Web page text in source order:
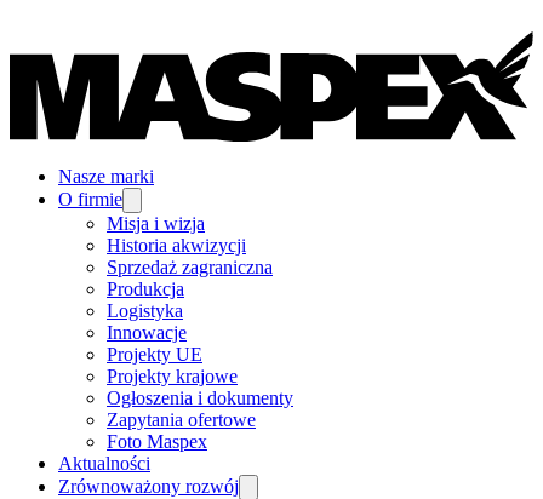
Nasze marki
O firmie
Misja i wizja
Historia akwizycji
Sprzedaż zagraniczna
Produkcja
Logistyka
Innowacje
Projekty UE
Projekty krajowe
Ogłoszenia i dokumenty
Zapytania ofertowe
Foto Maspex
Aktualności
Zrównoważony rozwój